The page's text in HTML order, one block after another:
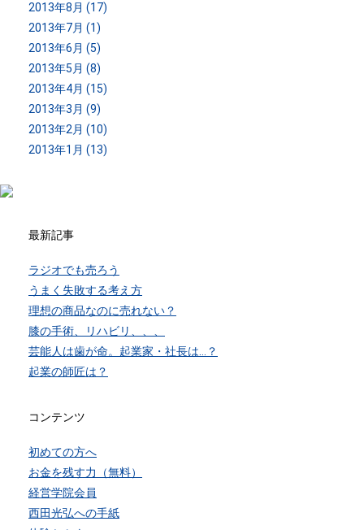
2013年8月 (17)
2013年7月 (1)
2013年6月 (5)
2013年5月 (8)
2013年4月 (15)
2013年3月 (9)
2013年2月 (10)
2013年1月 (13)
最新記事
ラジオでも売ろう
うまく失敗する考え方
理想の商品なのに売れない？
膝の手術、リハビリ、、、
芸能人は歯が命。起業家・社長は…？
起業の師匠は？
コンテンツ
初めての方へ
お金を残す力（無料）
経営学院会員
西田光弘への手紙